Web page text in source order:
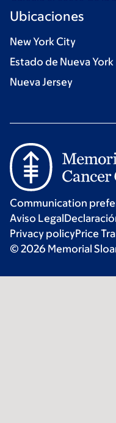
Ubicaciones
New York City
Estado de Nueva York
Nueva Jersey
Communication
Aviso Legal
Privacy policyPrice
© 2026 Memorial